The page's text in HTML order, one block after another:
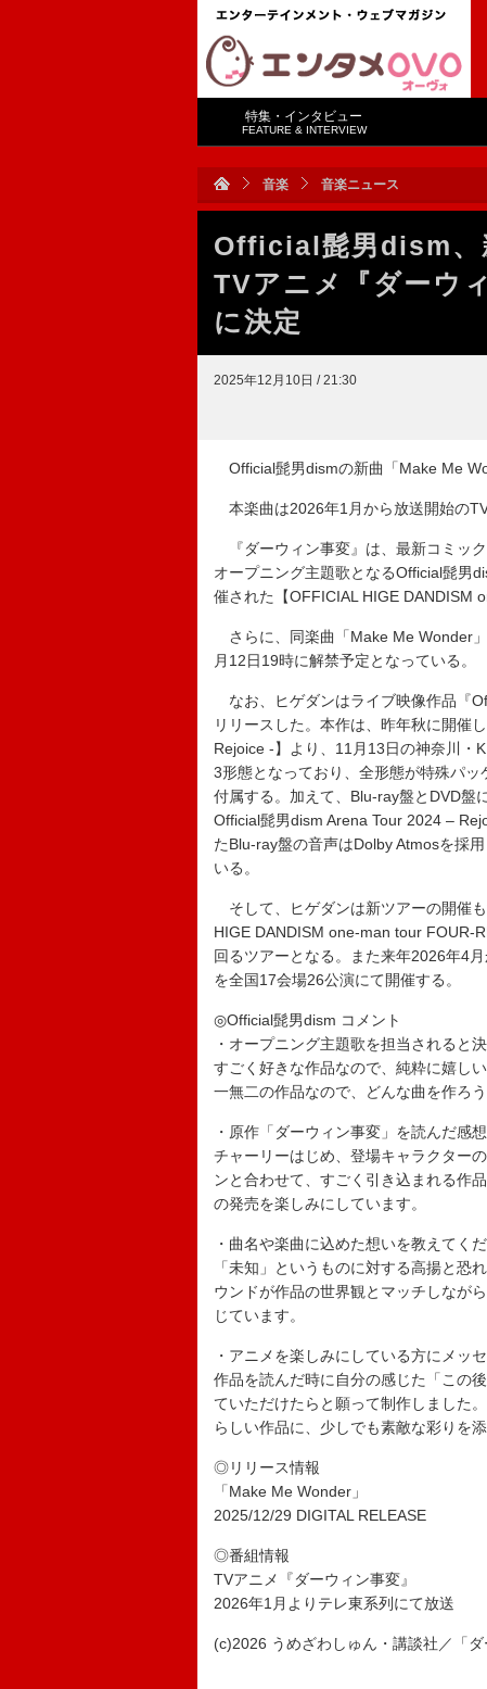
特集・インタビュー
FEATURE & INTERVIEW
音楽 音楽ニュース
Official髭男dism、
TVアニメ『ダーウ
に決定
2025年12月10日 / 21:30
Official髭男dismの新曲「Make Me
本楽曲は2026年1月から放送開始の
『ダーウィン事変』は、最新コミッ
オープニング主題歌となるOfficial髭男
催された【OFFICIAL HIGE DANDISM
さらに、同楽曲「Make Me Wonder
月12日19時に解禁予定となっている。
なお、ヒゲダンはライブ映像作品『
リリースした。本作は、昨年秋に開催
Rejoice -】より、11月13日の神奈川・
3形態となっており、全形態が特殊パ
付属する。加えて、Blu-ray盤とDVD盤
Official髭男dism Arena Tour 2024 –
たBlu-ray盤の音声はDolby Atmosを採
いる。
そして、ヒゲダンは新ツアーの開催
HIGE DANDISM one-man tour FOUR-
回るツアーとなる。また来年2026年4
を全国17会場26公演にて開催する。
◎Official髭男dism コメント
・オープニング主題歌を担当されると
すごく好きな作品なので、純粋に嬉し
一無二の作品なので、どんな曲を作ろ
・原作「ダーウィン事変」を読んだ感
チャーリーはじめ、登場キャラクター
ンと合わせて、すごく引き込まれる作
の発売を楽しみにしています。
・曲名や楽曲に込めた想いを教えてくだ
「未知」というものに対する高揚と恐
ウンドが作品の世界観とマッチしなが
じています。
・アニメを楽しみにしている方にメッ
作品を読んだ時に自分の感じた「この
ていただけたらと願って制作しました
らしい作品に、少しでも素敵な彩りを
◎リリース情報
「Make Me Wonder」
2025/12/29 DIGITAL RELEASE
◎番組情報
TVアニメ『ダーウィン事変』
2026年1月よりテレ東系列にて放送
(c)2026 うめざわしゅん・講談社／「